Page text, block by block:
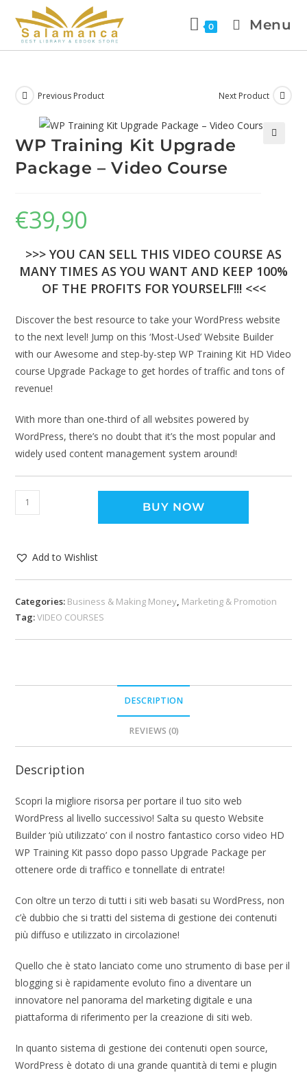
0 Menu
Previous Product Next Product
WP Training Kit Upgrade
Package – Video Course
€39,90
>>> YOU CAN SELL THIS VIDEO COURSE AS
MANY TIMES AS YOU WANT AND KEEP 100%
OF THE PROFITS FOR YOURSELF!!! <<<
Discover the best resource to take your WordPress website
to the next level! Jump on this ‘Most-Used’ Website Builder
with our Awesome and step-by-step WP Training Kit HD Video
course Upgrade Package to get hordes of traffic and tons of
revenue!
With more than one-third of all websites powered by
WordPress, there’s no doubt that it’s the most popular and
widely used content management system around!
BUY NOW
Add to Wishlist
Categories: Business & Making Money, Marketing & Promotion
Tag:VIDEO COURSES
DESCRIPTION
REVIEWS (0)
Description
Scopri la migliore risorsa per portare il tuo sito web
WordPress al livello successivo! Salta su questo Website
Builder ‘più utilizzato’ con il nostro fantastico corso video HD
WP Training Kit passo dopo passo Upgrade Package per
ottenere orde di traffico e tonnellate di entrate!
Con oltre un terzo di tutti i siti web basati su WordPress, non
c’è dubbio che si tratti del sistema di gestione dei contenuti
più diffuso e utilizzato in circolazione!
Quello che è stato lanciato come uno strumento di base per il
blogging si è rapidamente evoluto fino a diventare un
innovatore nel panorama del marketing digitale e una
piattaforma di riferimento per la creazione di siti web.
In quanto sistema di gestione dei contenuti open source,
WordPress è dotato di una grande quantità di temi e plugin